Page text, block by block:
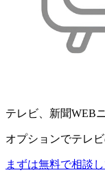
テレビ、新聞WEB
オプションでテレ
まずは無料で相談